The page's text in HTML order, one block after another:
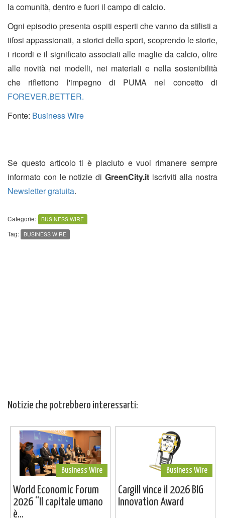
la comunità, dentro e fuori il campo di calcio.
Ogni episodio presenta ospiti esperti che vanno da stilisti a
tifosi appassionati, a storici dello sport, scoprendo le storie,
i ricordi e il significato associati alle maglie da calcio, oltre
alle novità nei modelli, nei materiali e nella sostenibilità
che riflettono l'impegno di PUMA nel concetto di
FOREVER.BETTER.
Fonte: Business Wire
Se questo articolo ti è piaciuto e vuoi rimanere sempre
informato con le notizie di GreenCity.itiscriviti alla nostra
Newsletter gratuita.
Categorie: BUSINESS WIRE
Tag: BUSINESS WIRE
Notizie che potrebbero interessarti:
Business Wire
World Economic Forum
2026 “Il capitale umano
è...
Business Wire
Cargill vince il 2026 BIG
Innovation Award